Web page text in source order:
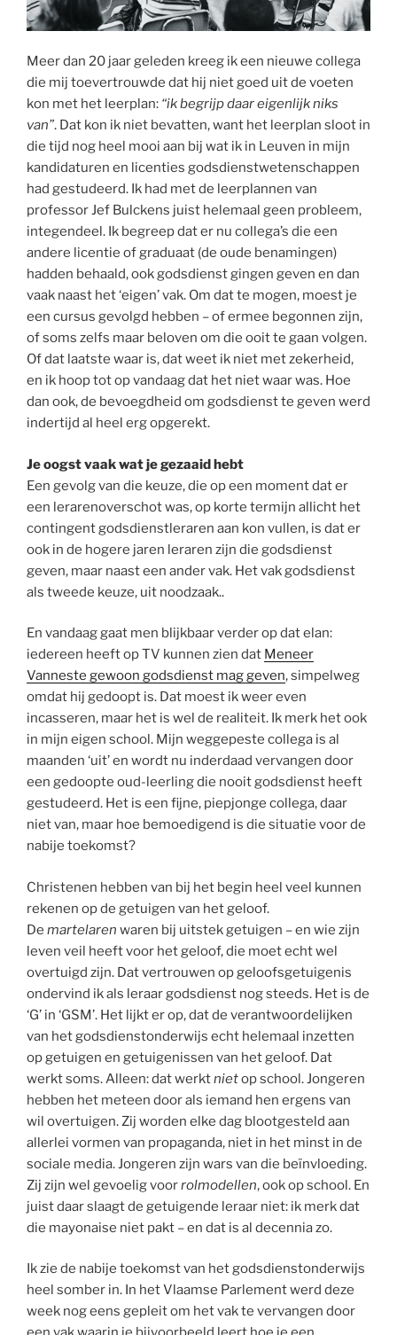
Meer dan 20 jaar geleden kreeg ik een nieuwe collega
die mij toevertrouwde dat hij niet goed uit de voeten
kon met het leerplan: “ik begrijp daar eigenlijk niks
van”. Dat kon ik niet bevatten, want het leerplan sloot in
die tijd nog heel mooi aan bij wat ik in Leuven in mijn
kandidaturen en licenties godsdienstwetenschappen
had gestudeerd. Ik had met de leerplannen van
professor Jef Bulckens juist helemaal geen probleem,
integendeel. Ik begreep dat er nu collega’s die een
andere licentie of graduaat (de oude benamingen)
hadden behaald, ook godsdienst gingen geven en dan
vaak naast het ‘eigen’ vak. Om dat te mogen, moest je
een cursus gevolgd hebben – of ermee begonnen zijn,
of soms zelfs maar beloven om die ooit te gaan volgen.
Of dat laatste waar is, dat weet ik niet met zekerheid,
en ik hoop tot op vandaag dat het niet waar was. Hoe
dan ook, de bevoegdheid om godsdienst te geven werd
indertijd al heel erg opgerekt.
Je oogst vaak wat je gezaaid hebt
Een gevolg van die keuze, die op een moment dat er
een lerarenoverschot was, op korte termijn allicht het
contingent godsdienstleraren aan kon vullen, is dat er
ook in de hogere jaren leraren zijn die godsdienst
geven, maar naast een ander vak. Het vak godsdienst
als tweede keuze, uit noodzaak..
En vandaag gaat men blijkbaar verder op dat elan:
iedereen heeft op TV kunnen zien dat Meneer
Vanneste gewoon godsdienst mag geven, simpelweg
omdat hij gedoopt is. Dat moest ik weer even
incasseren, maar het is wel de realiteit. Ik merk het ook
in mijn eigen school. Mijn weggepeste collega is al
maanden ‘uit’ en wordt nu inderdaad vervangen door
een gedoopte oud-leerling die nooit godsdienst heeft
gestudeerd. Het is een fijne, piepjonge collega, daar
niet van, maar hoe bemoedigend is die situatie voor de
nabije toekomst?
Christenen hebben van bij het begin heel veel kunnen
rekenen op de getuigen van het geloof.
De martelaren waren bij uitstek getuigen – en wie zijn
leven veil heeft voor het geloof, die moet echt wel
overtuigd zijn. Dat vertrouwen op geloofsgetuigenis
ondervind ik als leraar godsdienst nog steeds. Het is de
‘G’ in ‘GSM’. Het lijkt er op, dat de verantwoordelijken
van het godsdienstonderwijs echt helemaal inzetten
op getuigen en getuigenissen van het geloof. Dat
werkt soms. Alleen: dat werktnietop school. Jongeren
hebben het meteen door als iemand hen ergens van
wil overtuigen. Zij worden elke dag blootgesteld aan
allerlei vormen van propaganda, niet in het minst in de
sociale media. Jongeren zijn wars van die beïnvloeding.
Zij zijn wel gevoelig voorrolmodellen, ook op school. En
juist daar slaagt de getuigende leraar niet: ik merk dat
die mayonaise niet pakt – en dat is al decennia zo.
Ik zie de nabije toekomst van het godsdienstonderwijs
heel somber in. In het Vlaamse Parlement werd deze
week nog eens gepleit om het vak te vervangen door